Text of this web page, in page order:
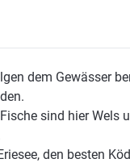
dem Gewässer
sind hier Wels
den besten